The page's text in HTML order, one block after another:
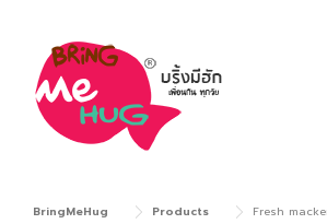
content
BringMeHug Products Fresh